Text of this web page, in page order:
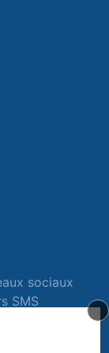
sociaux
SMS